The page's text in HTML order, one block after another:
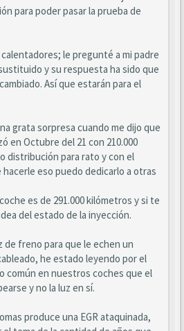
para poder pasar la prueba de
le pregunté a mi padre
y su respuesta ha sido que
Así que estarán para el
grata sorpresa cuando me dijo que
en Octubre del 21 con 210.000
distribución para rato y con el
eso puedo dedicarlo a otras
es de 291.000 kilómetros y si te
del estado de la inyección.
de freno para que le echen un
he estado leyendo por el
común en nuestros coches que el
y no la luz en sí.
produce una EGR ataquinada,